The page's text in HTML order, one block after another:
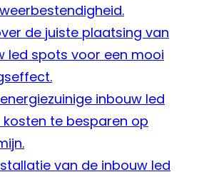
de juiste plaatsing van
led spots voor een mooi
inbouw led
te besparen op
van de inbouw led